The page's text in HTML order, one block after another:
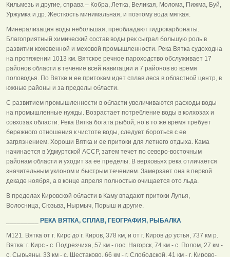
Кильмезь и другие, справа – Кобра, Летка, Великая, Молома, Пижма, Буй,
Уржумка и др. Жесткость минимальная, и поэтому вода мягкая.
Минерализация воды небольшая, преобладают гидрокарбонаты.
Благоприятный химический состав воды рек сыграл большую роль в
развитии кожевенной и меховой промышленности. Река Вятка судоходна
на протяжении 1013 км. Вятское речное пароходство обслуживает 17
районов области в течение всей навигации и 7 районов во время
половодья. По Вятке и ее притокам идет сплав леса в областной центр, в
южные районы и за пределы области.
С развитием промышленности в области увеличиваются расходы воды
на промышленные нужды. Возрастает потребление воды в колхозах и
совхозах области. Река Вятка богата рыбой, но в то же время требует
бережного отношения к чистоте воды, следует бороться с ее
загрязнением. Хороши Вятка и ее притоки для летнего отдыха. Кама
начинается в Удмуртской АССР, затем течет по северо-восточным
районам области и уходит за ее пределы. В верховьях река отличается
значительным уклоном и быстрым течением. Замерзает она в первой
декаде ноября, а в конце апреля полностью очищается ото льда.
В пределах Кировской области в Каму впадают притоки Лупья,
Волосница, Сюзьва, Нырмыч, Порыш и другие.
РЕКА ВЯТКА, СПЛАВ, ГЕОГРАФИЯ, РЫБАЛКА
М121. Вятка от г. Кирс до г. Киров, 378 км, и от г. Киров до устья, 737 км р.
Вятка: г. Кирс - с. Подрезчиха, 57 км - пос. Нагорск, 74 км - с. Полом, 27 км -
с. Сырьяны, 33 км - с. Шестаково, 66 км - г. Слободской, 41 км - г. Кирово-